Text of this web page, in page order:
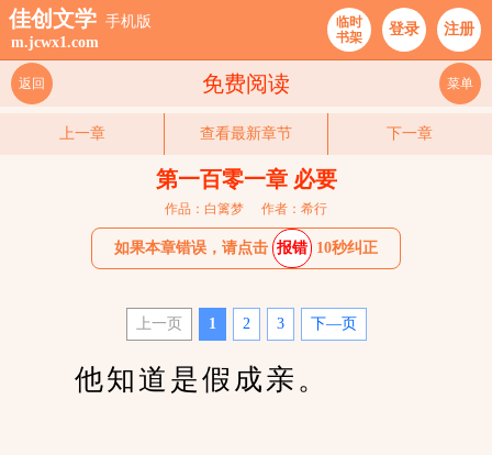
佳创文学 手机版
m.jcwx1.com
临时
书架
登录 注册
免费阅读
返回 菜单
上一章 查看最新章节 下一章
第一百零一章 必要
作品：白篱梦 作者：希行
如果本章错误，请点击 报错 10秒纠正
上一页 1 2 3 下—页
他知道是假成亲。